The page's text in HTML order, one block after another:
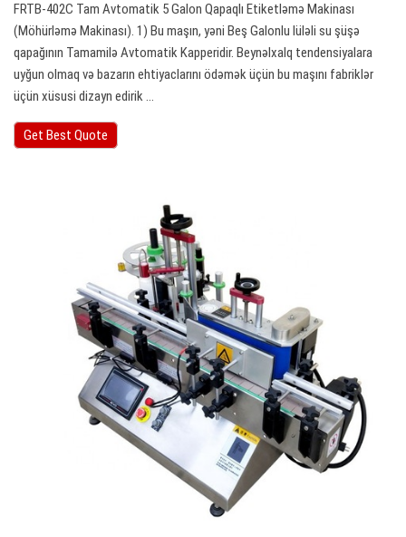
FRTB-402C Tam Avtomatik 5 Galon Qapaqlı Etiketləmə Makinası
(Möhürləmə Makinası). 1) Bu maşın, yəni Beş Galonlu lüləli su şüşə
qapağının Tamamilə Avtomatik Kapperidir. Beynəlxalq tendensiyalara
uyğun olmaq və bazarın ehtiyaclarını ödəmək üçün bu maşını fabriklər
üçün xüsusi dizayn edirik ...
Get Best Quote